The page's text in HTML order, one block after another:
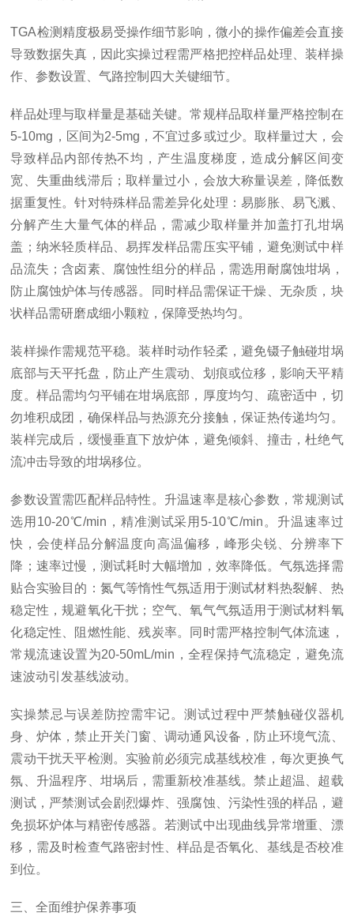
TGA检测精度极易受操作细节影响，微小的操作偏差会直接
导致数据失真，因此实操过程需严格把控样品处理、装样操
作、参数设置、气路控制四大关键细节。
样品处理与取样量是基础关键。常规样品取样量严格控制在
5-10mg，区间为2-5mg，不宜过多或过少。取样量过大，会
导致样品内部传热不均，产生温度梯度，造成分解区间变
宽、失重曲线滞后；取样量过小，会放大称量误差，降低数
据重复性。针对特殊样品需差异化处理：易膨胀、易飞溅、
分解产生大量气体的样品，需减少取样量并加盖打孔坩埚
盖；纳米轻质样品、易挥发样品需压实平铺，避免测试中样
品流失；含卤素、腐蚀性组分的样品，需选用耐腐蚀坩埚，
防止腐蚀炉体与传感器。同时样品需保证干燥、无杂质，块
状样品需研磨成细小颗粒，保障受热均匀。
装样操作需规范平稳。装样时动作轻柔，避免镊子触碰坩埚
底部与天平托盘，防止产生震动、划痕或位移，影响天平精
度。样品需均匀平铺在坩埚底部，厚度均匀、疏密适中，切
勿堆积成团，确保样品与热源充分接触，保证热传递均匀。
装样完成后，缓慢垂直下放炉体，避免倾斜、撞击，杜绝气
流冲击导致的坩埚移位。
参数设置需匹配样品特性。升温速率是核心参数，常规测试
选用10-20℃/min，精准测试采用5-10℃/min。升温速率过
快，会使样品分解温度向高温偏移，峰形尖锐、分辨率下
降；速率过慢，测试耗时大幅增加，效率降低。气氛选择需
贴合实验目的：氮气等惰性气氛适用于测试材料热裂解、热
稳定性，规避氧化干扰；空气、氧气气氛适用于测试材料氧
化稳定性、阻燃性能、残炭率。同时需严格控制气体流速，
常规流速设置为20-50mL/min，全程保持气流稳定，避免流
速波动引发基线波动。
实操禁忌与误差防控需牢记。测试过程中严禁触碰仪器机
身、炉体，禁止开关门窗、调动通风设备，防止环境气流、
震动干扰天平检测。实验前必须完成基线校准，每次更换气
氛、升温程序、坩埚后，需重新校准基线。禁止超温、超载
测试，严禁测试会剧烈爆炸、强腐蚀、污染性强的样品，避
免损坏炉体与精密传感器。若测试中出现曲线异常增重、漂
移，需及时检查气路密封性、样品是否氧化、基线是否校准
到位。
三、全面维护保养事项